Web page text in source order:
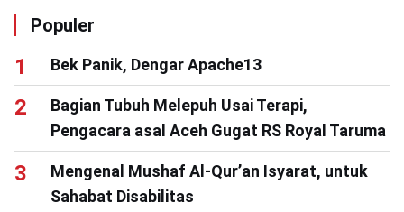
Populer
Bek Panik, Dengar Apache13
Bagian Tubuh Melepuh Usai Terapi,
Pengacara asal Aceh Gugat RS Royal Taruma
Mengenal Mushaf Al-Qur’an Isyarat, untuk
Sahabat Disabilitas